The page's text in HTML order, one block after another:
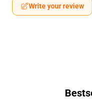
Write your review